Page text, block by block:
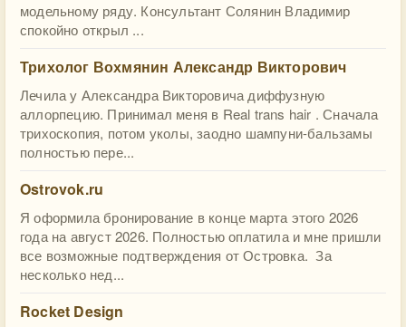
модельному ряду. Консультант Солянин Владимир
спокойно открыл ...
Трихолог Вохмянин Александр Викторович
Лечила у Александра Викторовича диффузную
аллорпецию. Принимал меня в Real trans hair . Сначала
трихоскопия, потом уколы, заодно шампуни-бальзамы
полностью пере...
Ostrovok.ru
Я оформила бронирование в конце марта этого 2026
года на август 2026. Полностью оплатила и мне пришли
все возможные подтверждения от Островка. За
несколько нед...
Rocket Design